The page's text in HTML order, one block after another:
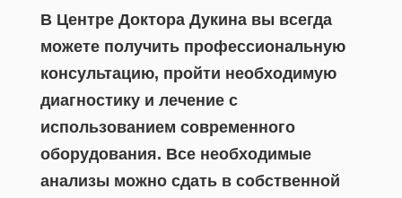
В Центре Доктора Дукина вы всегда
можете получить профессиональную
консультацию, пройти необходимую
диагностику и лечение с
использованием современного
оборудования. Все необходимые
анализы можно сдать в собственной